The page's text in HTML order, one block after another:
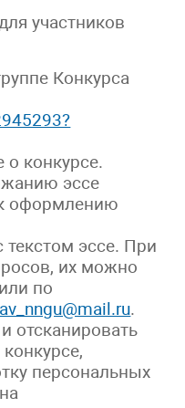
участников
Конкурса
конкурсе.
эссе
оформлению
текстом эссе. При
их можно
по
av_nngu@mail.ru.
отсканировать
персональных